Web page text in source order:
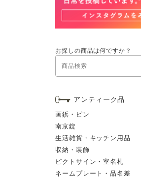
お探しの商品は何ですか？
アンティーク品
画鋲・ピン
南京錠
生活雑貨・キッチン用品
収納・装飾
ピクトサイン・室名札
ネームプレート・品名差